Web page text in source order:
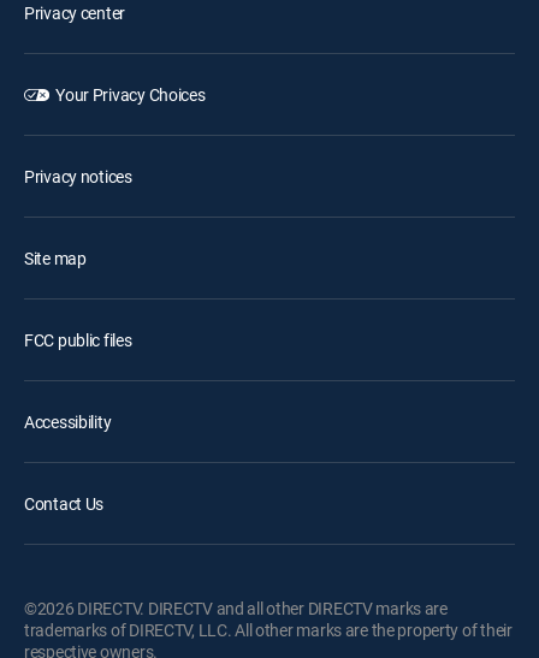
Privacy center
Your Privacy Choices
Privacy notices
Site map
FCC public files
Accessibility
Contact Us
©2026 DIRECTV. DIRECTV and all other DIRECTV marks are
trademarks of DIRECTV, LLC. All other marks are the property of their
respective owners.